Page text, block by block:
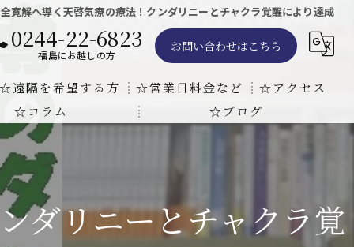
寛解へ導く天啓気療の療法！クンダリニーとチャクラ覚醒により達成
0244-22-6823
福島にお越しの方
お問い合わせはこちら
遠隔を希望する方
遠隔気功ヒーリングで難病の克服の方法と効果
☆営業日料金など
東京での瞑想気功教室の開催について
☆アクセス
天啓気療院 東京店
☆コラム ☆ブログ
ダリニーとチャクラ覚